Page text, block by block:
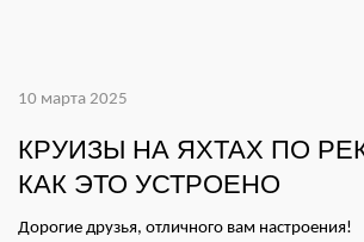
10 марта 2025
КРУИЗЫ НА ЯХТАХ ПО
КАК ЭТО УСТРОЕНО
Дорогие друзья, отличного вам настроения!